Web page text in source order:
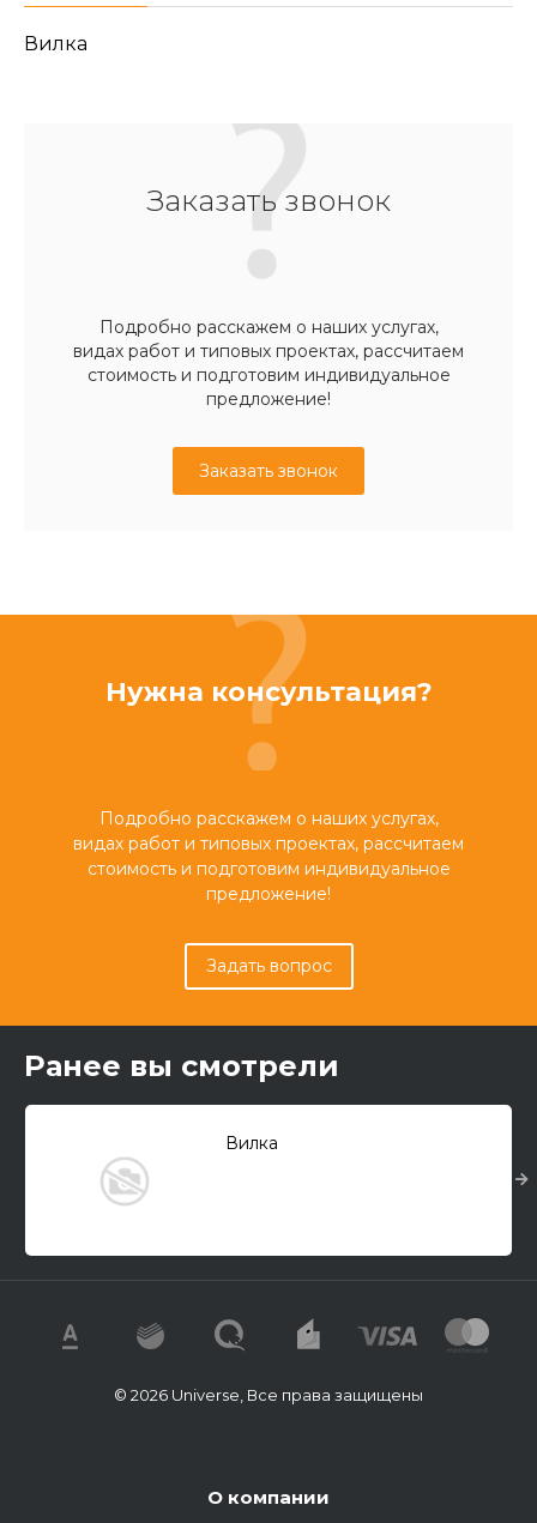
Вилка
Заказать звонок
Подробно расскажем о наших услугах,
видах работ и типовых проектах, рассчитаем
стоимость и подготовим индивидуальное
предложение!
Заказать звонок
Нужна консультация?
Подробно расскажем о наших услугах,
видах работ и типовых проектах, рассчитаем
стоимость и подготовим индивидуальное
предложение!
Задать вопрос
Ранее вы смотрели
Вилка
© 2026 Universe, Все права защищены
О компании